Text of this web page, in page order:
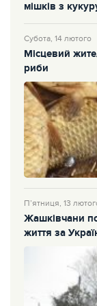
мішків з
Субота, 14 лютого
Місцевий
риби
П’ятниця, 13
Жашківчани
життя за